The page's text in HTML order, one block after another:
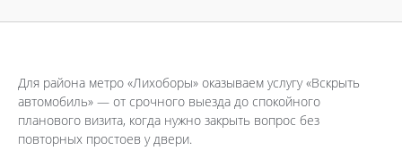
Для района метро «Лихоборы» оказываем услугу «Вскрыть
автомобиль» — от срочного выезда до спокойного
планового визита, когда нужно закрыть вопрос без
повторных простоев у двери.